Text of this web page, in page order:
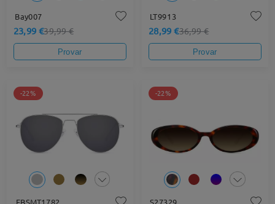
Bay007
23,99 €39,99 €
Provar
LT9913
28,99 €36,99 €
Provar
-22% -22%